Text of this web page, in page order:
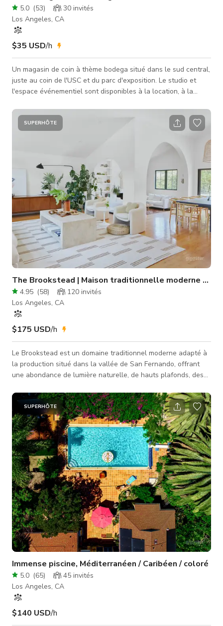
5.0 (53) 30 invités
Los Angeles, CA
$35 USD/h
Un magasin de coin à thème bodega situé dans le sud central,
juste au coin de l'USC et du parc d'exposition. Le studio et
l'espace événementiel sont disponibles à la location, à la
publicités.
SUPERHÔTE
The Brookstead | Maison traditionnelle moderne
4.95 (58) 120 invités
Los Angeles, CA
$175 USD/h
Le Brookstead est un domaine traditionnel moderne adapté à
la production situé dans la vallée de San Fernando, offrant
une abondance de lumière naturelle, de hauts plafonds, des
production fluide. Conçue par Sarah Sherman Samuel,
l'intérieur de la maison présente une palette lumineuse et
neutre de blancs, de bois clairs et de finitions soigneusement
sélectionnées qui offrent un arrière-plan flexible pour les
productions commerciale
SUPERHÔTE
Immense piscine, Méditerranéen / Caribéen / coloré
5.0 (65) 45 invités
Los Angeles, CA
$140 USD/h